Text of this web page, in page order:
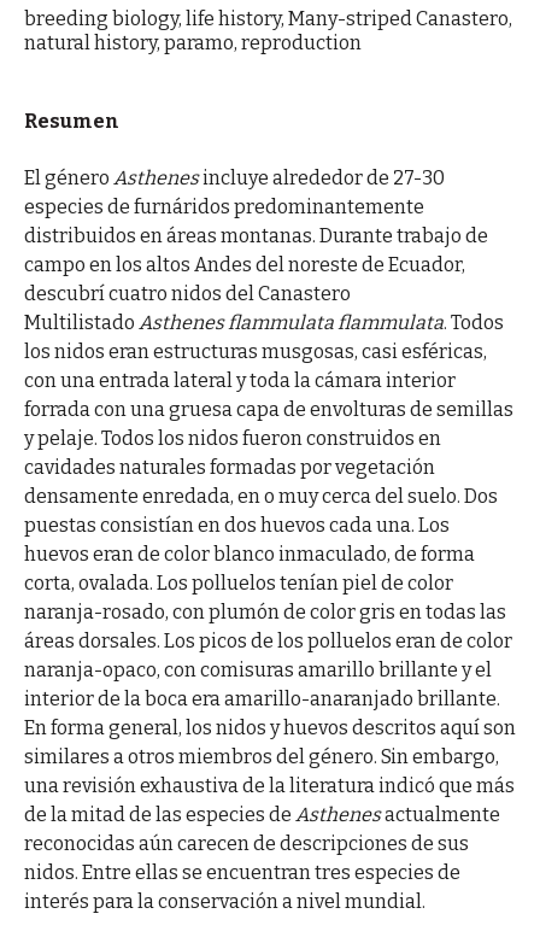
breeding biology, life history, Many-striped Canastero,
natural history, paramo, reproduction
Resumen
El género Asthenesincluye alrededor de 27-30
especies de furnáridos predominantemente
distribuidos en áreas montanas. Durante trabajo de
campo en los altos Andes del noreste de Ecuador,
descubrí cuatro nidos del Canastero
Multilistado Asthenes flammulata flammulata. Todos
los nidos eran estructuras musgosas, casi esféricas,
con una entrada lateral y toda la cámara interior
forrada con una gruesa capa de envolturas de semillas
y pelaje. Todos los nidos fueron construidos en
cavidades naturales formadas por vegetación
densamente enredada, en o muy cerca del suelo. Dos
puestas consistían en dos huevos cada una. Los
huevos eran de color blanco inmaculado, de forma
corta, ovalada. Los polluelos tenían piel de color
naranja-rosado, con plumón de color gris en todas las
áreas dorsales. Los picos de los polluelos eran de color
naranja-opaco, con comisuras amarillo brillante y el
interior de la boca era amarillo-anaranjado brillante.
En forma general, los nidos y huevos descritos aquí son
similares a otros miembros del género. Sin embargo,
una revisión exhaustiva de la literatura indicó que más
de la mitad de las especies de Asthenesactualmente
reconocidas aún carecen de descripciones de sus
nidos. Entre ellas se encuentran tres especies de
interés para la conservación a nivel mundial.